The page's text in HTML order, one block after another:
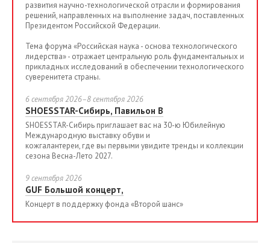
развития научно-технологической отрасли и формирования
решений, направленных на выполнение задач, поставленных
Президентом Российской Федерации.
Тема форума «Российская наука - основа технологического
лидерства» - отражает центральную роль фундаментальных и
прикладных исследований в обеспечении технологического
суверенитета страны.
6 сентября 2026–8 сентября 2026
SHOESSTAR-Сибирь, Павильон B
SHOESSTAR-Сибирь приглашает вас на 30-ю Юбилейную
Международную выставку обуви и
кожгалантереи, где вы первыми увидите тренды и коллекции
сезона Весна-Лето 2027.
9 сентября 2026
GUF Большой концерт,
Концерт в поддержку фонда «Второй шанс»